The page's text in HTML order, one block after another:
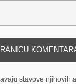
stavove njihovih